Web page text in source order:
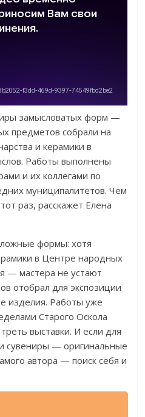
замысловатых форм —
предметов собрали на
и керамики в
Работы выполнены
и их коллегами по
муниципалитетов. Чем
раз, расскажет Елена
формы: хотя
в Центре народных
— мастера не устают
отобрал для экспозиции
изделия. Работы уже
Старого Оскола
выставки. И если для
сувениры — оригинальные
автора — поиск себя и